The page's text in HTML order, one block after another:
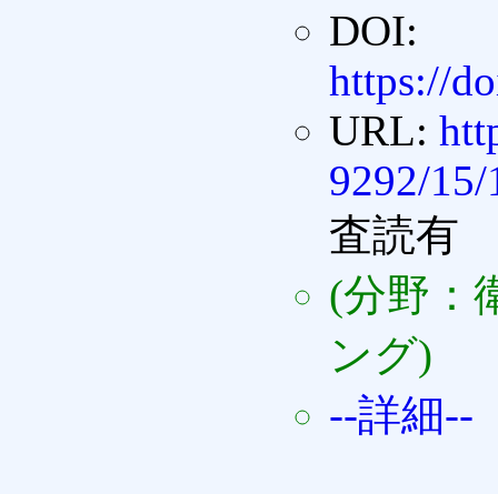
DOI:
https://
URL:
9292/
査読有
(分野：
ング)
--詳細--